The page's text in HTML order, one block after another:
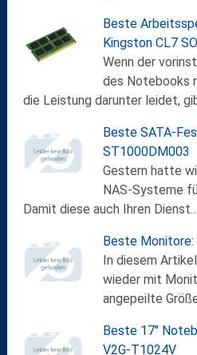
Beste
Kingston CL7
Wenn der
des Notebooks
die Leistung darunter leidet,
Beste SATA-
ST1000DM003
Gestern hatte
NAS-Systeme
Damit diese auch Ihren Dienst…
Beste Monitore:
In diesem
wieder mit
angepeilte
Beste 17"
V2G-T1024V